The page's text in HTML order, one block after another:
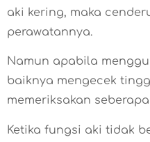
aki kering, maka
perawatannya.
Namun apabila
baiknya mengecek
memeriksakan
Ketika fungsi aki tidak